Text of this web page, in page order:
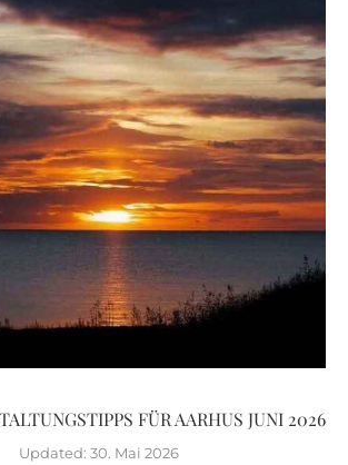
FÜR AARHUS JUNI 2026
Updated: 30. Mai 2026